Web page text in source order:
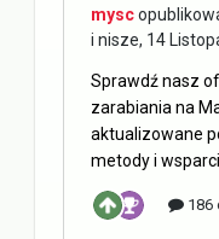
mysc
i nisze, 14
Sprawdź nasz
zarabiania na
aktualizowane
metody i
186